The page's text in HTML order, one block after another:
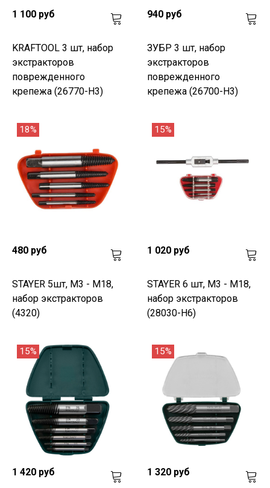
1 100 руб
KRAFTOOL 3 шт, набор
экстракторов
поврежденного
крепежа (26770-H3)
940 руб
ЗУБР 3 шт, набор
экстракторов
поврежденного
крепежа (26700-H3)
18%
480 руб
STAYER 5шт, М3 - М18,
набор экстракторов
(4320)
15%
1 020 руб
STAYER 6 шт, М3 - М18,
набор экстракторов
(28030-H6)
15%
1 420 руб
15%
1 320 руб